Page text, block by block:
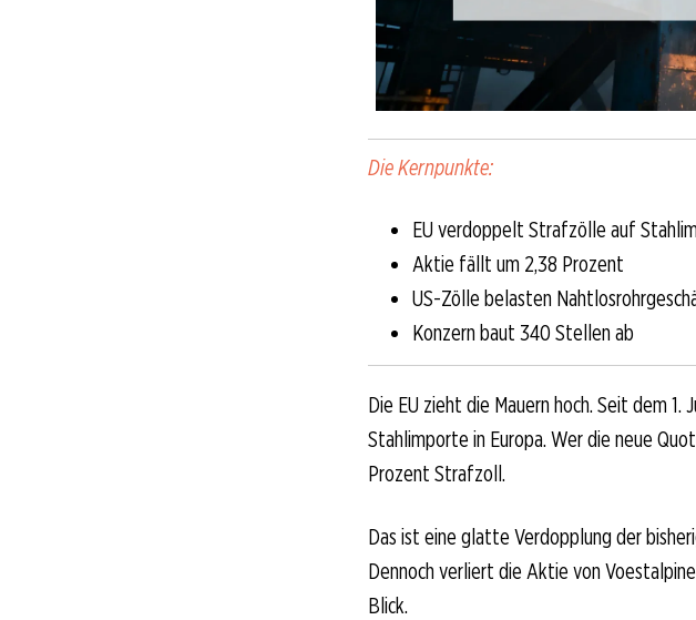
Die Kernpunkte:
EU verdoppelt Strafzölle auf
Aktie fällt um 2,38 Prozent
US-Zölle belasten
Konzern baut 340 Stellen ab
Die EU zieht die Mauern hoch. Seit dem
Stahlimporte in Europa. Wer die neue
Prozent Strafzoll.
Das ist eine glatte Verdopplung der
Dennoch verliert die Aktie von
Blick.